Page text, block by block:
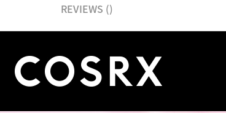
REVIEWS ()